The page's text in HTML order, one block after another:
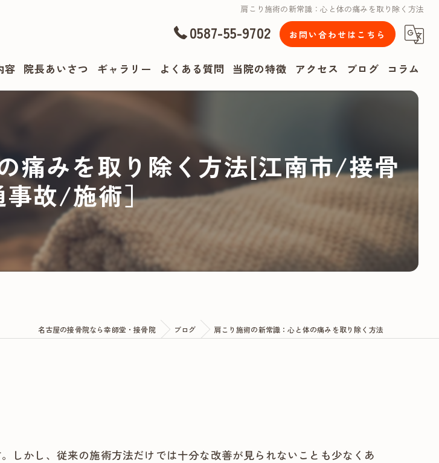
肩こり施術の新常識：心と体の痛みを取り除く方法
0587-55-9702 お問い合わせはこちら
容 院長あいさつ ギャラリー よくある質問 当院の特徴
肩こり
リハビリ
アクセス ブログ コラム
痛みを取り除く方法[江南市/接骨
故/施術］
名古屋の接骨院なら幸師堂・接骨院 ブログ 肩こり施術の新常識：心と体の痛みを取り除く方法
しかし、従来の施術方法だけでは十分な改善が見られないことも少なくあ